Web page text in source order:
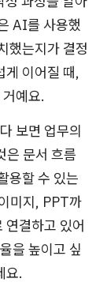
AI를 사용했
했는지가 결정
이어질 때,
예요.
보면 업무의
은 문서 흐름
용할 수 있는
미지, PPT까
연결하고 있어
을 높이고 싶
요.